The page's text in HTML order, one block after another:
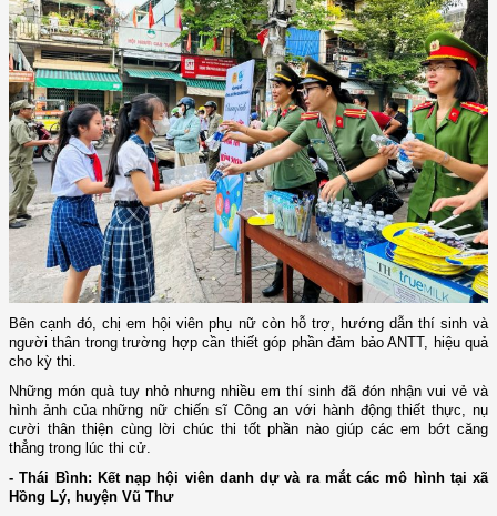
Bên cạnh đó, chị em hội viên phụ nữ còn hỗ trợ, hướng dẫn thí sinh và
người thân trong trường hợp cần thiết góp phần đảm bảo ANTT, hiệu quả
cho kỳ thi.
Những món quà tuy nhỏ nhưng nhiều em thí sinh đã đón nhận vui vẻ và
hình ảnh của những nữ chiến sĩ Công an với hành động thiết thực, nụ
cười thân thiện cùng lời chúc thi tốt phần nào giúp các em bớt căng
thẳng trong lúc thi cử.
- Thái Bình: Kết nạp hội viên danh dự và ra mắt các mô hình tại xã
Hồng Lý, huyện Vũ Thư